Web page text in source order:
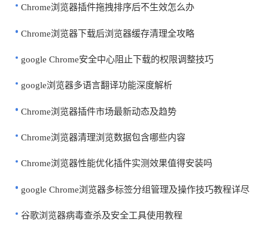
Chrome浏览器插件拖拽排序后不生效怎么办
Chrome浏览器下载后浏览器缓存清理全攻略
google Chrome安全中心阻止下载的权限调整技巧
google浏览器多语言翻译功能深度解析
Chrome浏览器插件市场最新动态及趋势
Chrome浏览器清理浏览数据包含哪些内容
Chrome浏览器性能优化插件实测效果值得安装吗
google Chrome浏览器多标签分组管理及操作技巧教程详尽
谷歌浏览器病毒查杀及安全工具使用教程